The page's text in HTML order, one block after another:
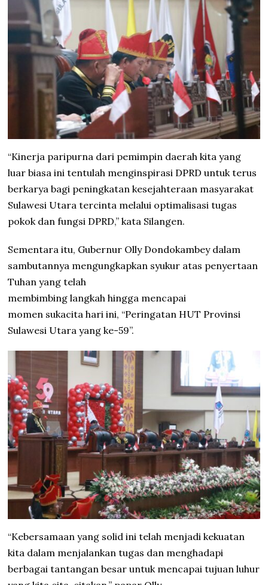
“Kinerja paripurna dari pemimpin daerah kita yang
luar biasa ini tentulah menginspirasi DPRD untuk terus
berkarya bagi peningkatan kesejahteraan masyarakat
Sulawesi Utara tercinta melalui optimalisasi tugas
pokok dan fungsi DPRD,” kata Silangen.
Sementara itu, Gubernur Olly Dondokambey dalam
sambutannya mengungkapkan syukur atas penyertaan
Tuhan yang telah
membimbing langkah hingga mencapai
momen sukacita hari ini, “Peringatan HUT Provinsi
Sulawesi Utara yang ke-59”.
“Kebersamaan yang solid ini telah menjadi kekuatan
kita dalam menjalankan tugas dan menghadapi
berbagai tantangan besar untuk mencapai tujuan luhur